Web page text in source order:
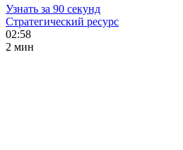
Узнать за 90 секунд
Стратегический ресурс
02:58
2 мин